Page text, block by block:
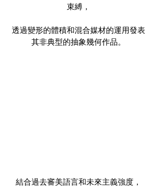
束縛，
透過變形的體積和混合媒材的運用發表
其非典型的抽象幾何作品。
結合過去審美語言和未來主義強度，